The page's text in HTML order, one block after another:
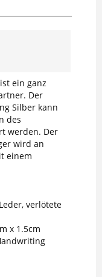
ein ganz
Der
Silber kann
des
werden. Der
wird an
einem
verlötete
x 1.5cm